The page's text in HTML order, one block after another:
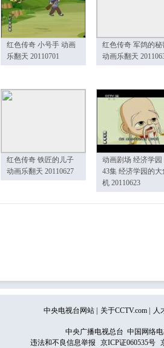
红色传奇 小号手 动画
乐翻天 20110701
红色传奇 军鸽的秘
动画乐翻天
红色传奇 铁匠的儿子
动画乐翻天 20110627
动画剧场 经济学园
43集 经济学园的大
机 20110623
中央电视台网站 关于CCTV.com 人
中央广播电视总台 中国网络
违法和不良信息举报
京ICP证060535号